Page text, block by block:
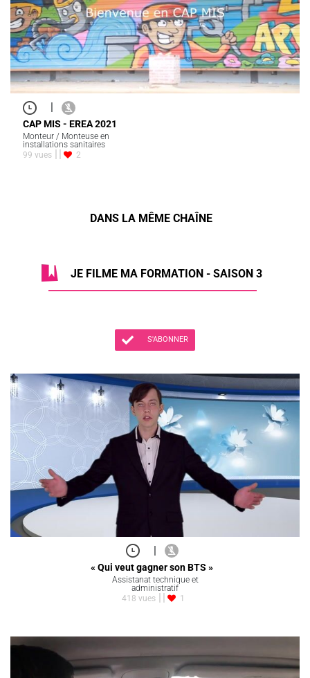
|
CAP MIS - EREA 2021
Monteur / Monteuse en
installations sanitaires
99 vues
2
DANS LA MÊME CHAÎNE
JE FILME MA FORMATION - SAISON 3
S'ABONNER
|
« Qui veut gagner son BTS »
Assistanat technique et
administratif
418 vues
1